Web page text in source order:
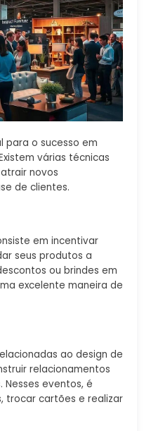
para o sucesso em
várias técnicas
novos
de clientes.
em incentivar
seus produtos a
ou brindes em
excelente maneira de
ao design de
relacionamentos
eventos, é
trocar cartões e realizar